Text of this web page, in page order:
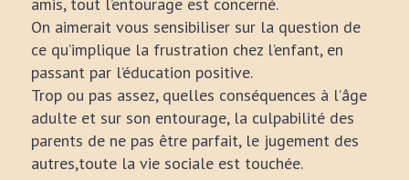
amis, tout l’entourage est concerné.
On aimerait vous sensibiliser sur la question de
ce qu’implique la frustration chez l’enfant, en
passant par l’éducation positive.
Trop ou pas assez, quelles conséquences à l’âge
adulte et sur son entourage, la culpabilité des
parents de ne pas être parfait, le jugement des
autres,toute la vie sociale est touchée.